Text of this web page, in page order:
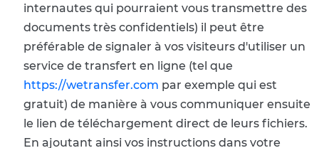
internautes qui pourraient vous transmettre des
documents très confidentiels) il peut être
préférable de signaler à vos visiteurs d'utiliser un
service de transfert en ligne (tel que
https://wetransfer.com par exemple qui est
gratuit) de manière à vous communiquer ensuite
le lien de téléchargement direct de leurs fichiers.
En ajoutant ainsi vos instructions dans votre